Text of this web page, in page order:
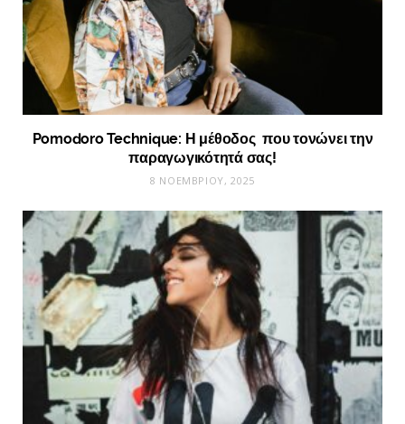
Pomodoro Technique: Η μέθοδος που τονώνει την
παραγωγικότητά σας!
8 ΝΟΕΜΒΡΊΟΥ, 2025